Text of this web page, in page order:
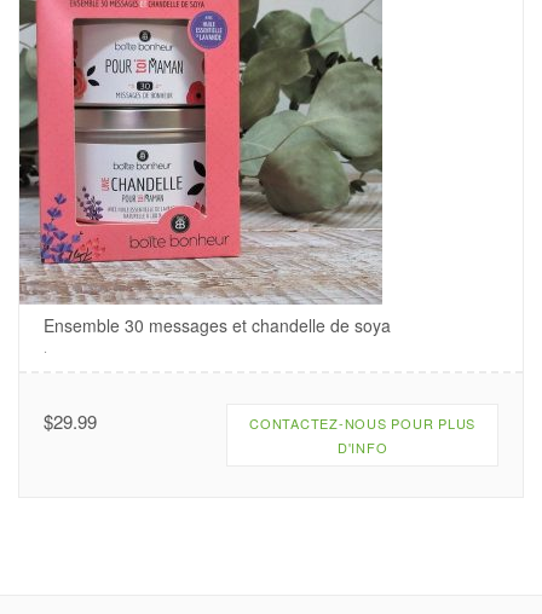
Ensemble 30 messages et chandelle de soya
.
$29.99
CONTACTEZ-NOUS POUR PLUS
D'INFO